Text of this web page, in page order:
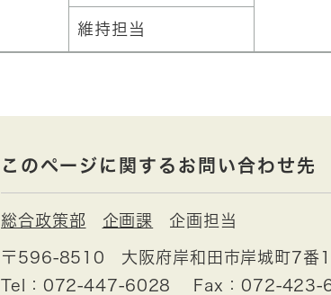
維持担当
このページに関するお問い合わせ先
総合政策部 企画課 企画担当
〒596-8510
大阪府岸和田市岸城町7
Tel：072-447-6028
Fax：072-423-